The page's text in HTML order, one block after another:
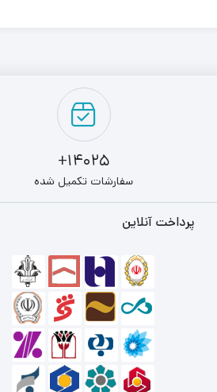
14025+
سفارشات تکمیل شده
پرداخت آنلاین